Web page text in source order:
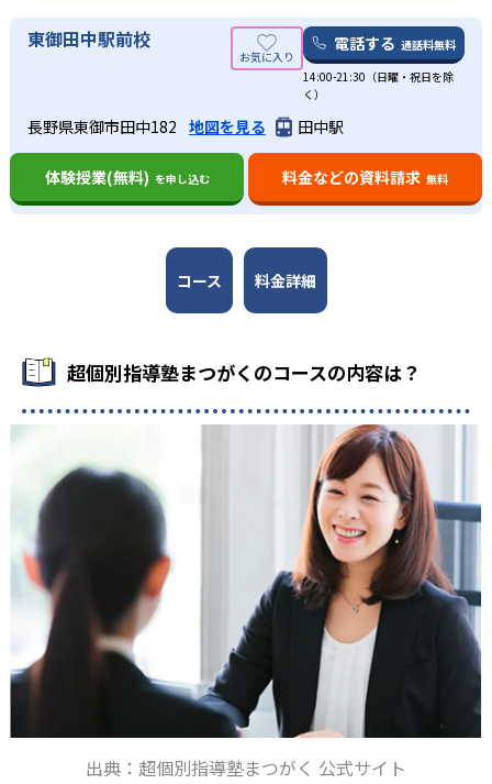
超個別指導塾まつがくでは月謝が定額となっているため、
学習の進捗状況によって、追加料金なしで受講回数を増や
すことができる。季節講習会も追加受講料は不要となって
おり、目標に向かって努力する子どもを応援する環境が整
月額料金は入塾時点より高3まで値上がりしない仕組みにな
っている。例えば中1で入塾すると、中1の月謝設定のまま
高3まで通塾が可能。つまり、入塾時期が早ければ早いほど
得になる。
AI教材「atama+」でカリキュラムを最適化
作成する。科学的なアプローチにより、個々の弱点やミス
の傾向を分析することが可能なため、基礎の定着から予習
までを最短ルートで効率的に学ぶことが可能。
AIによって個別最適化指導が可能となるため、基礎の習得
からスタートする場合でも、早い段階で予習先行型に移行
月謝定額制を設けているため、費用を気にせずに受講回数
を増やしたり、自習室として使用したりすることも可能
だ。
また、月謝が定額制となっていることは多くの子どもにと
ってメリットだが、限られた回数しか受講できない事情が
ある場合、逆に割高に感じてしまうこともある。
東御田中駅前校 電話する 通話料無料
14:00-21:30（日曜・祝日を除
く）
長野県東御市田中182 地図を見る 田中駅
体験授業(無料) を申し込む 料金などの資料請求 無料
コース 料金詳細
超個別指導塾まつがくのコースの内容は？
出典：超個別指導塾まつがく 公式サイト